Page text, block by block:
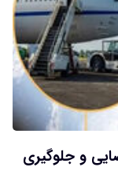
و جلوگیری